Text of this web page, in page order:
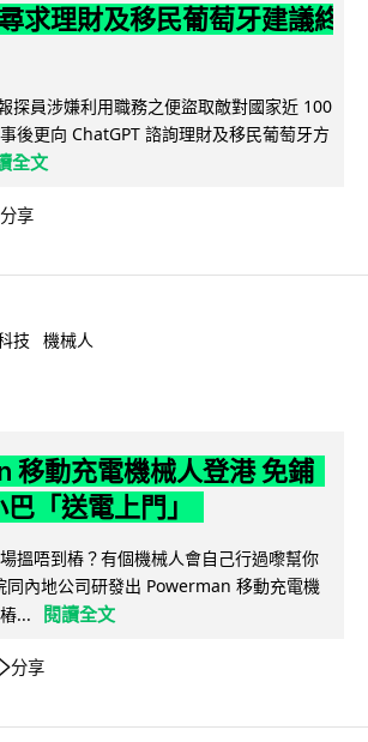
求理財及移民葡萄牙建議終
探員涉嫌利用職務之便盜取敵對國家近 100
後更向 ChatGPT 諮詢理財及移民葡萄牙方
全文
分享
技 機械人
移動充電機械人登港 免鋪
「送電上門」
搵唔到樁？有個機械人會自己行過嚟幫你
同內地公司研發出 Powerman 移動充電機
...
閱讀全文
分享